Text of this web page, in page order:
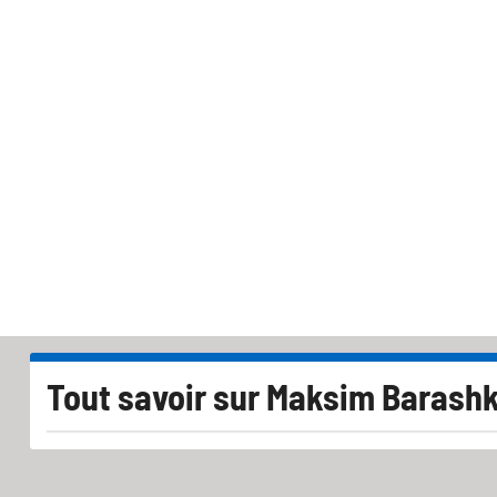
Tout savoir surMaksim